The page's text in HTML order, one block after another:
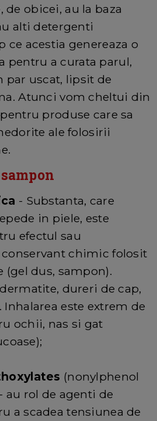
obicei, au la baza
alti detergenti
ce acestia genereaza o
pentru a curata parul,
par uscat, lipsit de
Atunci vom cheltui din
produse care sa
ale folosirii
- Substanta, care
in piele, este
efectul sau
chimic folosit
(gel dus, sampon).
dureri de cap,
este extrem de
ochii, nas si gat
(nonylphenol
au rol de agenti de
a scadea tensiunea de